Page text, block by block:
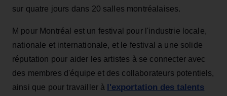
sur quatre jours dans 20 salles montréalaises.
M pour Montréal est un festival pour l'industrie locale,
nationale et internationale, et le festival a une solide
réputation pour aider les artistes à se connecter avec
des membres d'équipe et des collaborateurs potentiels,
ainsi que pour travailler à
l'exportation des talents